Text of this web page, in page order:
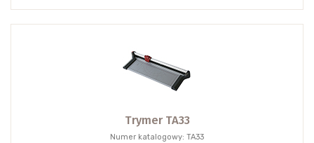
Trymer TA33
Numer katalogowy: TA33